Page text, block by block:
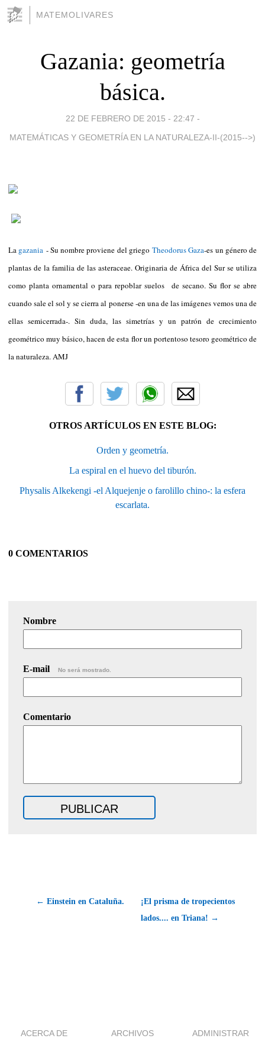
MATEMOLIVARES
Gazania: geometría
básica.
22 DE FEBRERO DE 2015 - 22:47 -
MATEMÁTICAS Y GEOMETRÍA EN LA NATURALEZA-II-(2015-->)
La gazania - Su nombre proviene del griego Theodorus Gaza-es un género de
plantas de la familia de las asteraceae. Originaria de África del Sur se utiliza
como planta ornamental o para repoblar suelos de secano. Su flor se abre
cuando sale el sol y se cierra al ponerse -en una de las imágenes vemos una de
ellas semicerrada-. Sin duda, las simetrías y un patrón de crecimiento
geométrico muy básico, hacen de esta flor un portentoso tesoro geométrico de
la naturaleza. AMJ
OTROS ARTÍCULOS EN ESTE BLOG:
Orden y geometría.
La espiral en el huevo del tiburón.
Physalis Alkekengi -el Alquejenje o farolillo chino-: la esfera
escarlata.
0 COMENTARIOS
Nombre
E-mail No será mostrado.
Comentario
← Einstein en Cataluña.
¡El prisma de tropecientos
lados.... en Triana! →
ACERCA DE ARCHIVOS ADMINISTRAR